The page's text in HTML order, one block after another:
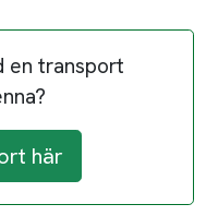
en transport
här